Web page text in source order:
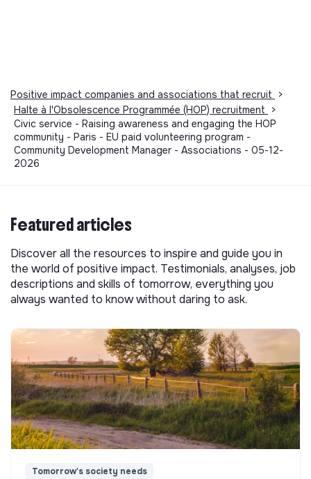
Positive impact companies and associations that recruit
>
Halte à l'Obsolescence Programmée (HOP) recruitment
>
Civic service - Raising awareness and engaging the HOP
community - Paris - EU paid volunteering program -
Community Development Manager - Associations - 05-12-
2026
Featured articles
Discover all the resources to inspire and guide you in
the world of positive impact. Testimonials, analyses, job
descriptions and skills of tomorrow, everything you
always wanted to know without daring to ask.
Tomorrow's society needs